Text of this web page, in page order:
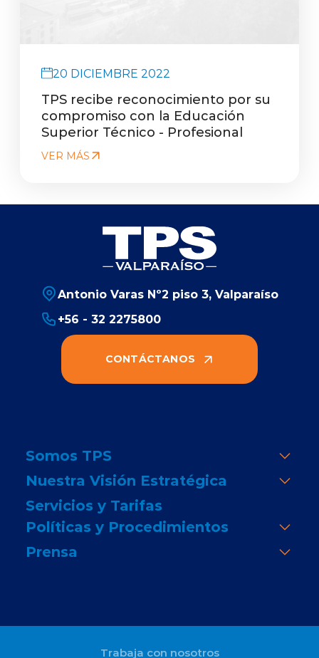
20 DICIEMBRE 2022
TPS recibe reconocimiento por su
compromiso con la Educación
Superior Técnico - Profesional
VER MÁS
Antonio Varas Nº2 piso 3, Valparaíso
+56 - 32 2275800
CONTÁCTANOS
Somos TPS
Nuestra Visión Estratégica
Servicios y Tarifas
Políticas y Procedimientos
Prensa
Trabaja con nosotros